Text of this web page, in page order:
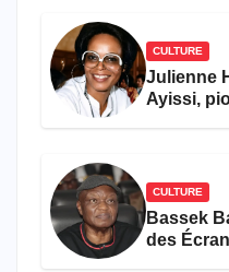
CULTURE
Julienne
Ayissi,
CULTURE
Bassek
des